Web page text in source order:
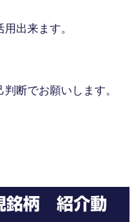
出来ます。
断でお願いします。
銘柄 紹介動